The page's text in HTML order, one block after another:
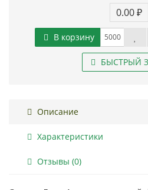
0.00 ₽
В корзину
БЫСТРЫЙ
Описание
Характеристики
Отзывы (0)